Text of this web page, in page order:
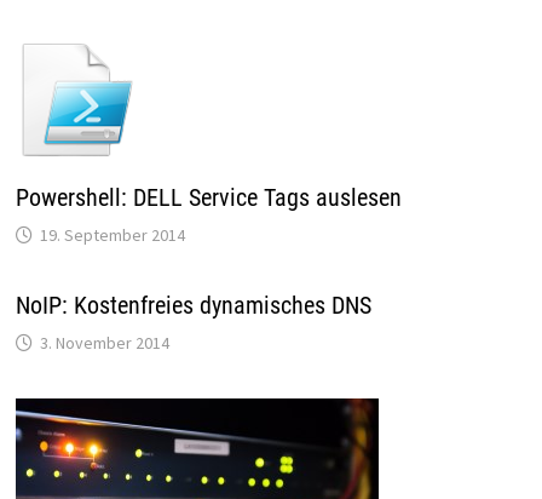
Powershell: DELL Service Tags auslesen
19. September 2014
NoIP: Kostenfreies dynamisches DNS
3. November 2014